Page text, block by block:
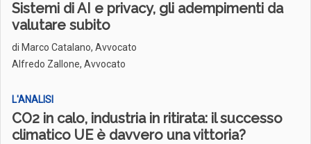
Sistemi di AI e privacy, gli adempimenti da
valutare subito
di Marco Catalano, Avvocato
Alfredo Zallone, Avvocato
L'ANALISI
CO2 in calo, industria in ritirata: il successo
climatico UE è davvero una vittoria?